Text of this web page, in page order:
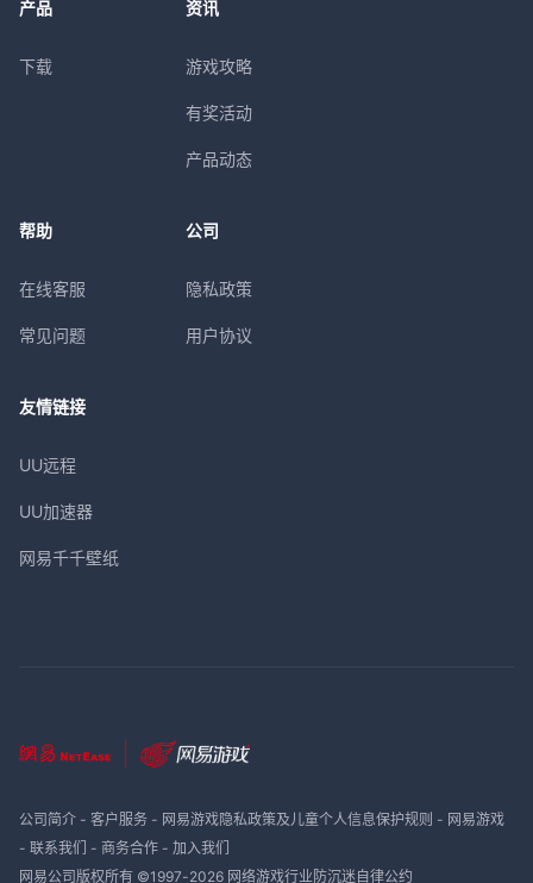
产品
下载
资讯
游戏攻略
有奖活动
产品动态
帮助
在线客服
常见问题
公司
隐私政策
用户协议
友情链接
UU远程
UU加速器
网易千千壁纸
公司简介- 客户服务- 网易游戏隐私政策及儿童个人信息保护规则 - 网易游戏
- 联系我们 - 商务合作- 加入我们
网易公司版权所有 ©1997-2026 网络游戏行业防沉迷自律公约